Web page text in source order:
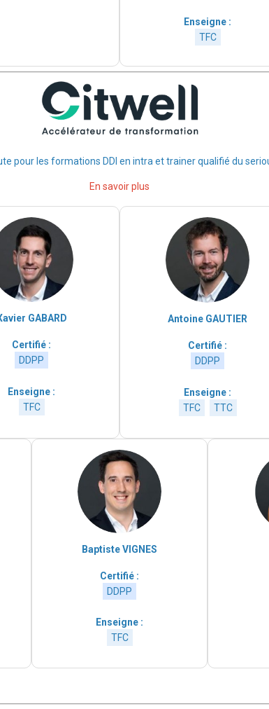
Enseigne :
TFC
pour les formations DDI en intra et trainer qualifié du
En savoir plus
GABARD
Certifié :
DDPP
Enseigne :
TFC
Antoine GAUTIER
Certifié :
DDPP
Enseigne :
TFC
TTC
Baptiste VIGNES
Certifié :
DDPP
Enseigne :
TFC